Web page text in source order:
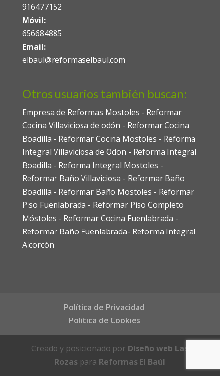
916477152
Móvil:
656684885
Email:
elbaul@reformaselbaul.com
Otros usuarios también buscan:
Empresa de Reformas Mostoles - Reformar
Cocina Villaviciosa de odón - Reformar Cocina
Boadilla - Reformar Cocina Mostoles - Reforma
Integral Villaviciosa de Odon - Reforma Integral
Boadilla - Reforma Integral Mostoles -
Reformar Baño Villaviciosa - Reformar Baño
Boadilla - Reformar Baño Mostoles - Reformar
Piso Fuenlabrada - Reformar Piso Completo
Móstoles - Reformar Cocina Fuenlabrada -
Reformar Baño Fuenlabrada- Reforma Integral
Alcorcón
Política de Privacidad
Política de Cookies
Creado y posicionado por Diseño web Las
Rozas para Reformas El Baúl